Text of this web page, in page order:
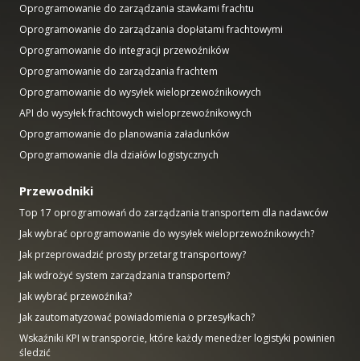
Oprogramowanie do zarządzania stawkami frachtu
Oprogramowanie do zarządzania dopłatami frachtowymi
Oprogramowanie do integracji przewoźników
Oprogramowanie do zarządzania frachtem
Oprogramowanie do wysyłek wieloprzewoźnikowych
API do wysyłek frachtowych wieloprzewoźnikowych
Oprogramowanie do planowania załadunków
Oprogramowanie dla działów logistycznych
Przewodniki
Top 17 oprogramowań do zarządzania transportem dla nadawców
Jak wybrać oprogramowanie do wysyłek wieloprzewoźnikowych?
Jak przeprowadzić prosty przetarg transportowy?
Jak wdrożyć system zarządzania transportem?
Jak wybrać przewoźnika?
Jak zautomatyzować powiadomienia o przesyłkach?
Wskaźniki KPI w transporcie, które każdy menedżer logistyki powinien
śledzić